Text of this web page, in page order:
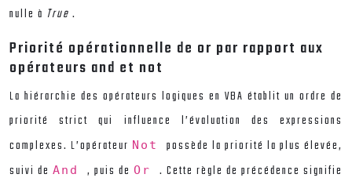
nulle à True .
Priorité opérationnelle de or par rapport aux
opérateurs and et not
La hiérarchie des opérateurs logiques en VBA établit un ordre de
priorité strict qui influence l’évaluation des expressions
complexes. L’opérateur Not possède la priorité la plus élevée,
suivi de And , puis de Or . Cette règle de précédence signifie